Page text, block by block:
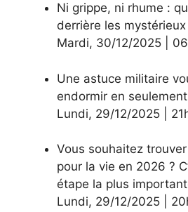
Ni grippe, ni rhume :
derrière les
Mardi, 30/12/2025
Une astuce militaire
endormir en
Lundi, 29/12/2025
Vous souhaitez
pour la vie en 2026 ?
étape la plus
Lundi, 29/12/2025